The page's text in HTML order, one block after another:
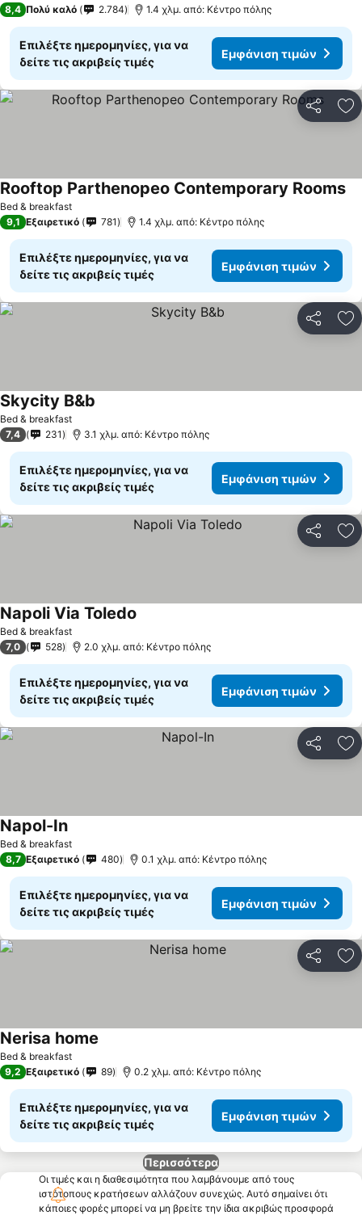
8,4 Πολύ καλό 2.784 1.4 χλμ. από: Κέντρο πόλης
Επιλέξτε ημερομηνίες, για να
δείτε τις ακριβείς τιμές
Εμφάνιση τιμών
Bed & breakfast
Rooftop Parthenopeo Contemporary Rooms
9,1 Εξαιρετικό 781 1.4 χλμ. από: Κέντρο πόλης
Επιλέξτε ημερομηνίες, για να
δείτε τις ακριβείς τιμές
Εμφάνιση τιμών
Bed & breakfast
Skycity B&b
7,4 231 3.1 χλμ. από: Κέντρο πόλης
Επιλέξτε ημερομηνίες, για να
δείτε τις ακριβείς τιμές
Εμφάνιση τιμών
Bed & breakfast
Napoli Via Toledo
7,0 528 2.0 χλμ. από: Κέντρο πόλης
Επιλέξτε ημερομηνίες, για να
δείτε τις ακριβείς τιμές
Εμφάνιση τιμών
Bed & breakfast
Napol-In
8,7 Εξαιρετικό 480 0.1 χλμ. από: Κέντρο πόλης
Επιλέξτε ημερομηνίες, για να
δείτε τις ακριβείς τιμές
Εμφάνιση τιμών
Bed & breakfast
Nerisa home
9,2 Εξαιρετικό 89 0.2 χλμ. από: Κέντρο πόλης
Επιλέξτε ημερομηνίες, για να
δείτε τις ακριβείς τιμές
Εμφάνιση τιμών
Περισσότερα
Οι τιμές και η διαθεσιμότητα που λαμβάνουμε από τους
ιστότοπους κρατήσεων αλλάζουν συνεχώς. Αυτό σημαίνει ότι
κάποιες φορές μπορεί να μη βρείτε την ίδια ακριβώς προσφορά